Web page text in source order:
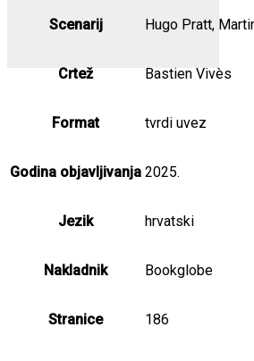
Scenarij Hugo Pratt,
Crtež Bastien Vivès
Format tvrdi uvez
Godina objavljivanja 2025.
Jezik hrvatski
Nakladnik Bookglobe
Stranice 186